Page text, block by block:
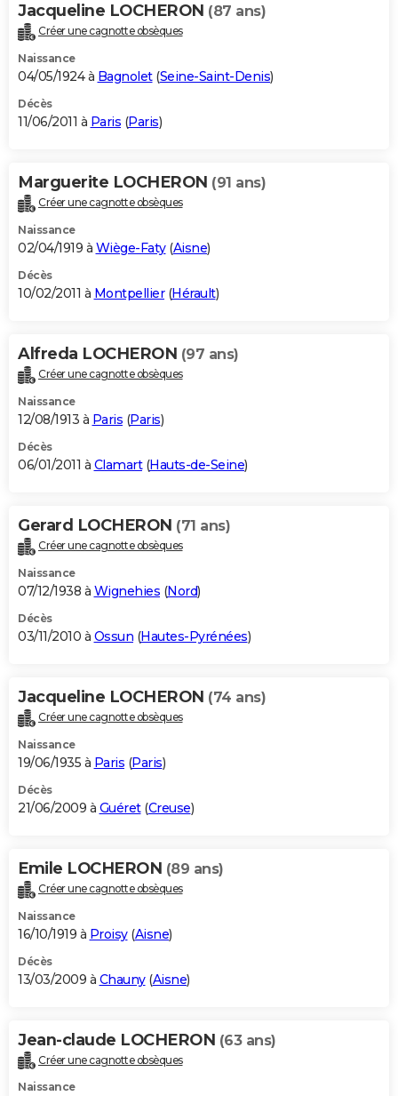
Jacqueline LOCHERON (87 ans)
Créer une cagnotte obsèques
Naissance
04/05/1924 à Bagnolet(Seine-Saint-Denis)
Décès
11/06/2011 à Paris (Paris)
Marguerite LOCHERON (91 ans)
Créer une cagnotte obsèques
Naissance
02/04/1919 à Wiège-Faty(Aisne)
Décès
10/02/2011 à Montpellier(Hérault)
Alfreda LOCHERON (97 ans)
Créer une cagnotte obsèques
Naissance
12/08/1913 à Paris (Paris)
Décès
06/01/2011 à Clamart(Hauts-de-Seine)
Gerard LOCHERON (71 ans)
Créer une cagnotte obsèques
Naissance
07/12/1938 à Wignehies (Nord)
Décès
03/11/2010 à Ossun (Hautes-Pyrénées)
Jacqueline LOCHERON (74 ans)
Créer une cagnotte obsèques
Naissance
19/06/1935 à Paris (Paris)
Décès
21/06/2009 à Guéret(Creuse)
Emile LOCHERON (89 ans)
Créer une cagnotte obsèques
Naissance
16/10/1919 à Proisy(Aisne)
Décès
13/03/2009 à Chauny(Aisne)
Jean-claude LOCHERON (63 ans)
Créer une cagnotte obsèques
Naissance